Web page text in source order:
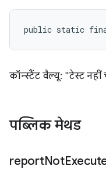
public static final
कॉन्स्टैंट वैल्यू: "टेस्ट
पब्लिक मेथड
reportNot